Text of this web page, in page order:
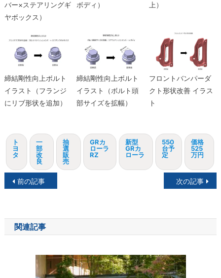
バー×ステアリングギ
ヤボックス）
ボディ）
上）
締結剛性向上ボルト
イラスト（フランジ
にリブ形状を追加）
締結剛性向上ボルト
イラスト（ボルト頭
部サイズを拡幅）
フロントバンパーダ
クト形状改善 イラス
ト
ト
ヨ
タ
一
部
改
良
抽
選
販
売
GRカ
ローラ
RZ
新型
GRカ
ローラ
550
台予
定
価格
525
万円
投
ナ
ビ
前の記事 次の記事
関連記事